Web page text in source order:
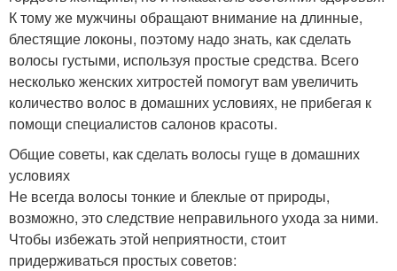
К тому же мужчины обращают внимание на длинные,
блестящие локоны, поэтому надо знать, как сделать
волосы густыми, используя простые средства. Всего
несколько женских хитростей помогут вам увеличить
количество волос в домашних условиях, не прибегая к
помощи специалистов салонов красоты.
Общие советы, как сделать волосы гуще в домашних
условиях
Не всегда волосы тонкие и блеклые от природы,
возможно, это следствие неправильного ухода за ними.
Чтобы избежать этой неприятности, стоит
придерживаться простых советов: